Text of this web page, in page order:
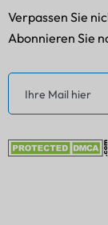
Verpassen Sie
Abonnieren Sie